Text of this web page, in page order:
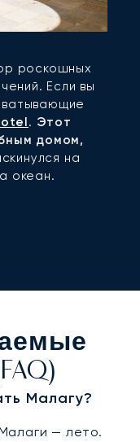
роскошных
Если вы
. Этот
домом,
на
океан.
Малагу?
— лето.